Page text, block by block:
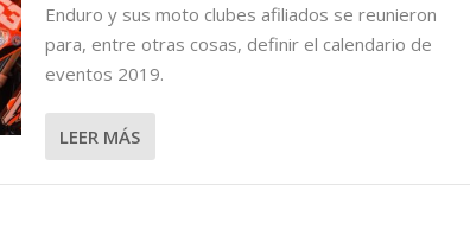
Enduro y sus moto clubes afiliados se reunieron
para, entre otras cosas, definir el calendario de
eventos 2019.
LEER MÁS